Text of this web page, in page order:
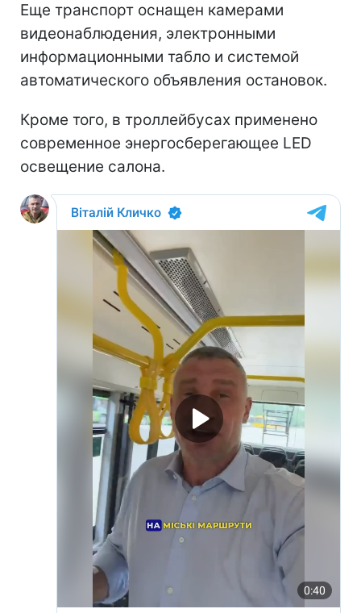
Еще транспорт оснащен камерами
видеонаблюдения, электронными
информационными табло и системой
автоматического объявления остановок.
Кроме того, в троллейбусах применено
современное энергосберегающее LED
освещение салона.